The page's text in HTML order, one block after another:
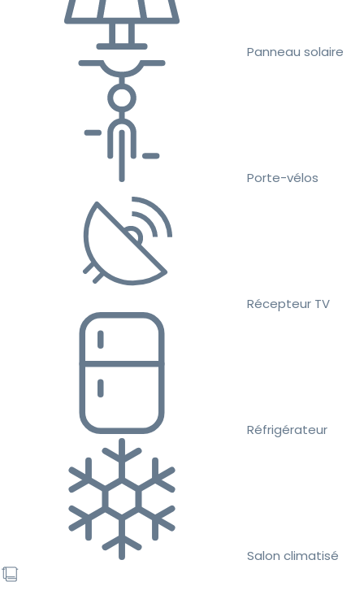
Panneau solaire
Porte-vélos
Récepteur TV
Réfrigérateur
Salon climatisé